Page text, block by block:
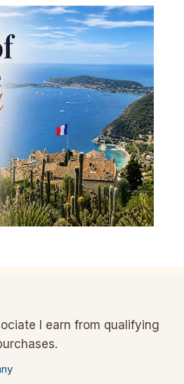
I earn from qualifying